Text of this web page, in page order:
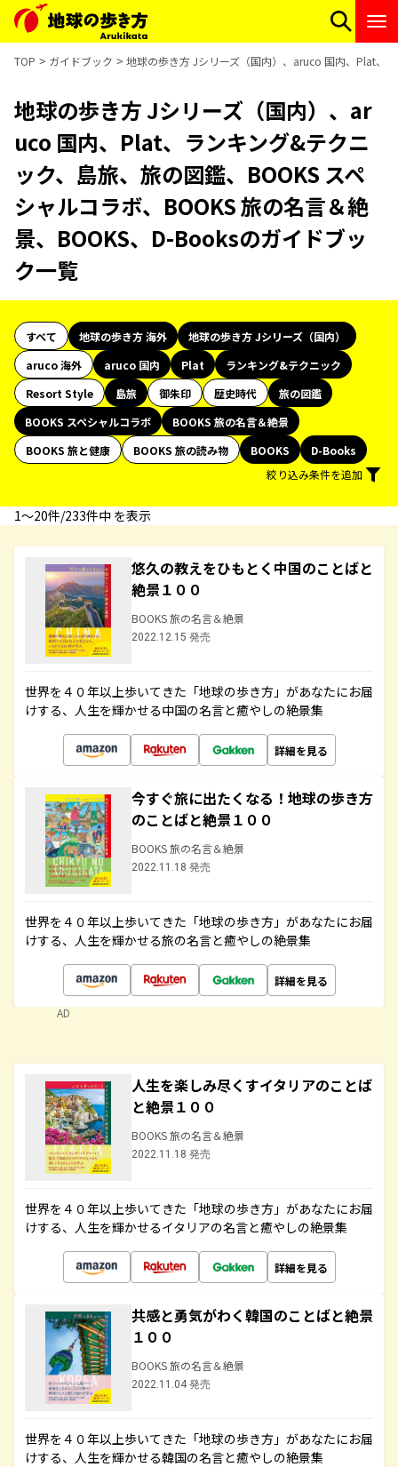
TOP ガイドブック 地球の歩き方 Jシリーズ（国内）、aruco 国内、Plat、
地球の歩き方 Jシリーズ（国内）、ar
uco 国内、Plat、ランキング&テクニ
ック、島旅、旅の図鑑、BOOKS スペ
シャルコラボ、BOOKS 旅の名言＆絶
景、BOOKS、D-Booksのガイドブッ
ク一覧
すべて 地球の歩き方 海外
地球の歩き方 Jシリーズ（国内）
aruco 海外
aruco 国内 Plat
ランキング&テクニック
Resort Style
島旅 御朱印 歴史時代
旅の図鑑
BOOKS スペシャルコラボ
BOOKS 旅の名言＆絶景
BOOKS 旅と健康
BOOKS 旅の読み物 BOOKS
D-Books
絞り込み条件を追加
1〜20件/233件中 を表示
悠久の教えをひもとく中国のことばと
絶景１００
BOOKS 旅の名言＆絶景
2022.12.15 発売
世界を４０年以上歩いてきた「地球の歩き方」があなたにお届
けする、人生を輝かせる中国の名言と癒やしの絶景集
詳細を見る
今すぐ旅に出たくなる！地球の歩き方
のことばと絶景１００
BOOKS 旅の名言＆絶景
2022.11.18 発売
世界を４０年以上歩いてきた「地球の歩き方」があなたにお届
けする、人生を輝かせる旅の名言と癒やしの絶景集
詳細を見る
AD
人生を楽しみ尽くすイタリアのことば
と絶景１００
BOOKS 旅の名言＆絶景
2022.11.18 発売
世界を４０年以上歩いてきた「地球の歩き方」があなたにお届
けする、人生を輝かせるイタリアの名言と癒やしの絶景集
詳細を見る
共感と勇気がわく韓国のことばと絶景
１００
BOOKS 旅の名言＆絶景
2022.11.04 発売
世界を４０年以上歩いてきた「地球の歩き方」があなたにお届
けする、人生を輝かせる韓国の名言と癒やしの絶景集